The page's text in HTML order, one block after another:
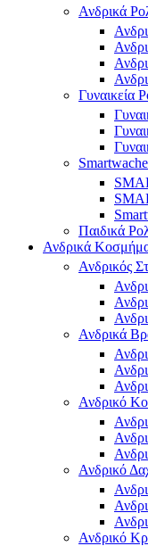
Ανδρικά
Γυναικεία
Παιδικά
Ανδρικά
Ανδρικός
Ανδρικά
Ανδρικό
Ανδρικό
Ανδρικό